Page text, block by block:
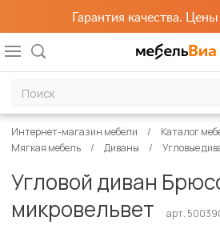
Гарантия качества.
Интернет-магазин мебели
Каталог
Мягкая мебель
Диваны Угловые
Угловой диван
микровельвет
арт.